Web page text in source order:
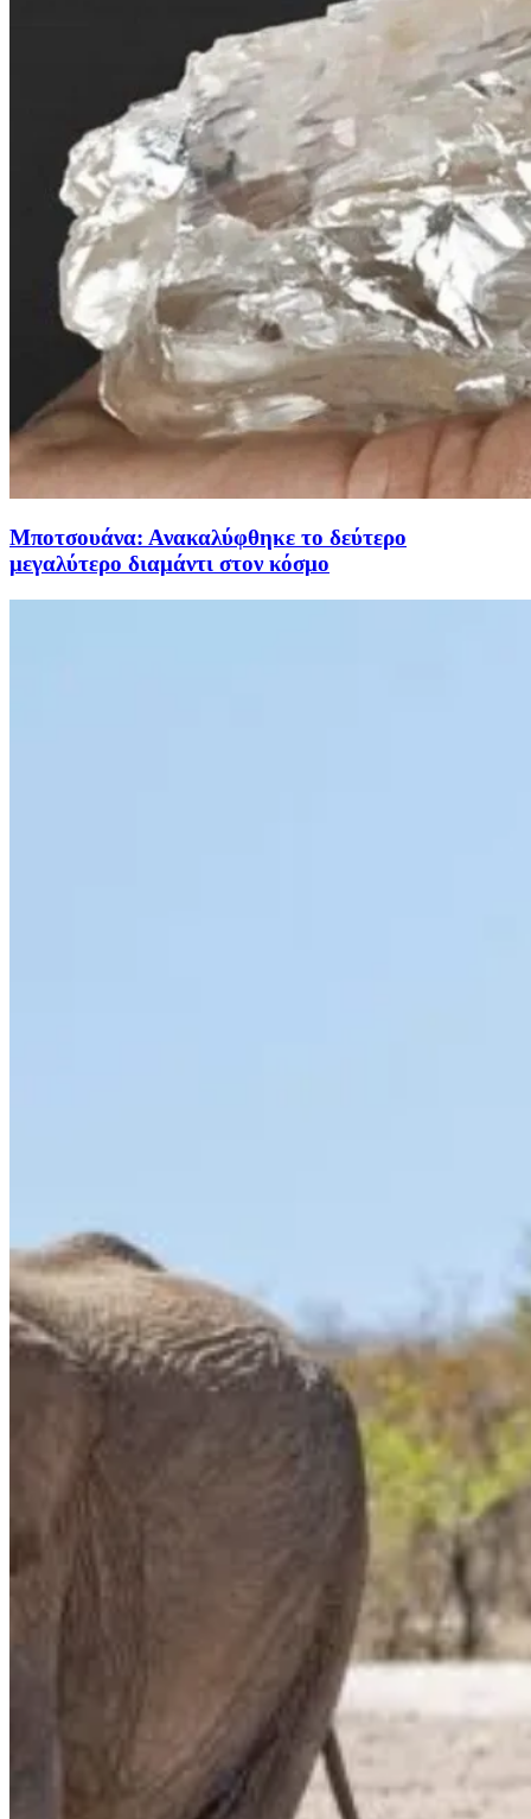
Μποτσουάνα: Ανακαλύφθηκε το δεύτερο
μεγαλύτερο διαμάντι στον κόσμο